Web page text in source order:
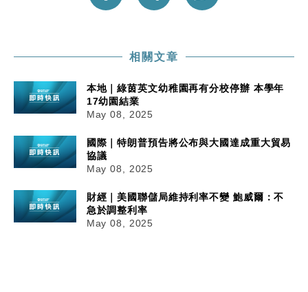
相關文章
本地｜綠茵英文幼稚園再有分校停辦 本學年
17幼園結業
May 08, 2025
國際｜特朗普預告將公布與大國達成重大貿易
協議
May 08, 2025
財經｜美國聯儲局維持利率不變 鮑威爾：不
急於調整利率
May 08, 2025